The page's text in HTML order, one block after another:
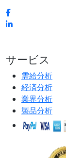
サービス
需給分析
経済分析
業界分析
製品分析